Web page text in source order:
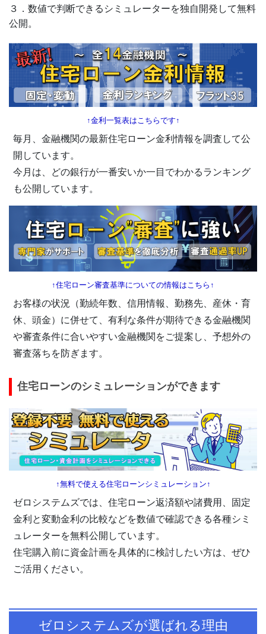
３．数値で判断できるシミュレーターを独自開発して無料
公開。
↑金利一覧表はこちらです↑
毎月、金融機関の最新住宅ローン金利情報を調査して公
開しています。
今月は、どの銀行が一番安いか一目でわかるランキング
も公開しています。
↑住宅ローン審査基準についての情報はこちら↑
お客様の状況（勤続年数、信用情報、勤務先、産休・育
休、頭金）に併せて、有利な条件が期待できる金融機関
や審査条件に合いやすい金融機関をご提案し、予想外の
審査落ちを防ぎます。
住宅ローンのシミュレーションができます
↑無料で使える住宅ローンシミュレーション↑
ゼロシステムズでは、住宅ローン返済額や諸費用、固定
金利と変動金利の比較などを数値で確認できる各種シミ
ュレーターを無料公開しています。
住宅購入前に資金計画を具体的に検討したい方は、ぜひ
ご活用ください。
ゼロシステムズが選ばれる理由